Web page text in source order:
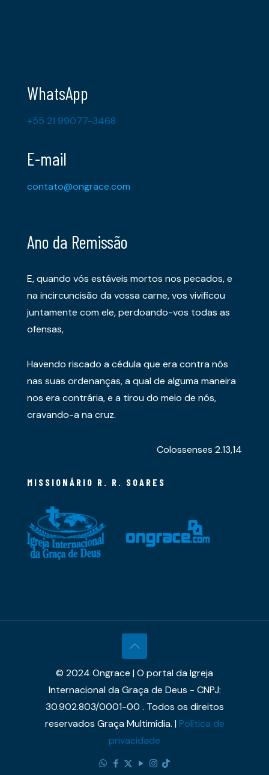
WhatsApp
+55 21 99077-3468
E-mail
contato@ongrace.com
Ano da Remissão
E, quando vós estáveis mortos nos pecados, e
na incircuncisão da vossa carne, vos vivificou
juntamente com ele, perdoando-vos todas as
ofensas,
Havendo riscado a cédula que era contra nós
nas suas ordenanças, a qual de alguma maneira
nos era contrária, e a tirou do meio de nós,
cravando-a na cruz.
Colossenses 2.13,14
MISSIONÁRIO R. R. SOARES
© 2024 Ongrace | O portal da Igreja
Internacional da Graça de Deus - CNPJ:
30.902.803/0001-00 . Todos os direitos
reservados Graça Multimídia. |Política de
privacidade